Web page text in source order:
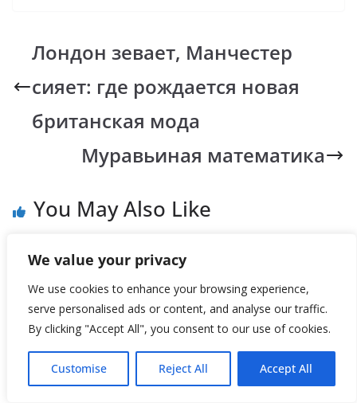
We value your privacy
We use cookies to enhance your browsing experience,
serve personalised ads or content, and analyse our traffic.
By clicking "Accept All", you consent to our use of cookies.
Customise Reject All Accept All
b
o
o
k
s
A
p
p
y
Li
n
k
gr
a
m
Лондон зевает, Манчестер
сияет: где рождается новая
британская мода
Муравьиная математика
You May Also Like